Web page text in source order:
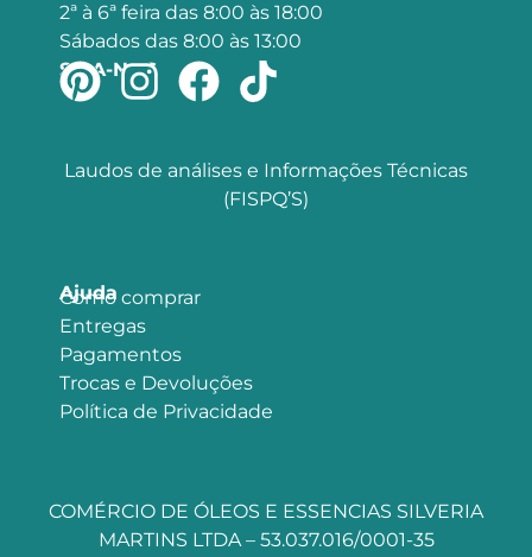
2ª à 6ª feira das 8:00 às 18:00
Sábados das 8:00 às 13:00
SIGA-NOS
Laudos de análises e Informações Técnicas
(FISPQ’S)
Ajuda
Como comprar
Entregas
Pagamentos
Trocas e Devoluções
Política de Privacidade
COMÉRCIO DE ÓLEOS E ESSENCIAS SILVERIA
MARTINS LTDA – 53.037.016/0001-35